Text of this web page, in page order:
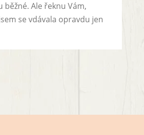
běžné. Ale řeknu Vám,
se vdávala opravdu jen